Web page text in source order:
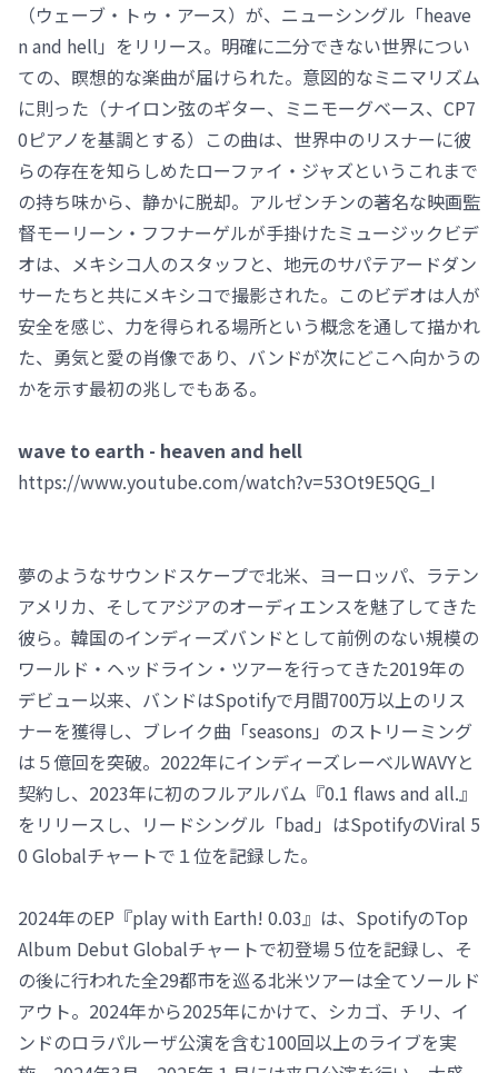
（ウェーブ・トゥ・アース）が、ニューシングル「heave
n and hell」をリリース。明確に二分できない世界につい
ての、瞑想的な楽曲が届けられた。意図的なミニマリズム
に則った（ナイロン弦のギター、ミニモーグベース、CP7
0ピアノを基調とする）この曲は、世界中のリスナーに彼
らの存在を知らしめたローファイ・ジャズというこれまで
の持ち味から、静かに脱却。アルゼンチンの著名な映画監
督モーリーン・フフナーゲルが手掛けたミュージックビデ
オは、メキシコ人のスタッフと、地元のサパテアードダン
サーたちと共にメキシコで撮影された。このビデオは人が
安全を感じ、力を得られる場所という概念を通して描かれ
た、勇気と愛の肖像であり、バンドが次にどこへ向かうの
かを示す最初の兆しでもある。
wave to earth - heaven and hell
https://www.youtube.com/watch?v=53Ot9E5QG_I
夢のようなサウンドスケープで北米、ヨーロッパ、ラテン
アメリカ、そしてアジアのオーディエンスを魅了してきた
彼ら。韓国のインディーズバンドとして前例のない規模の
ワールド・ヘッドライン・ツアーを行ってきた2019年の
デビュー以来、バンドはSpotifyで月間700万以上のリス
ナーを獲得し、ブレイク曲「seasons」のストリーミング
は５億回を突破。2022年にインディーズレーベルWAVYと
契約し、2023年に初のフルアルバム『0.1 flaws and all.』
をリリースし、リードシングル「bad」はSpotifyのViral 5
0 Globalチャートで１位を記録した。
2024年のEP『play with Earth! 0.03』は、SpotifyのTop
Album Debut Globalチャートで初登場５位を記録し、そ
の後に行われた全29都市を巡る北米ツアーは全てソールド
アウト。2024年から2025年にかけて、シカゴ、チリ、イ
ンドのロラパルーザ公演を含む100回以上のライブを実